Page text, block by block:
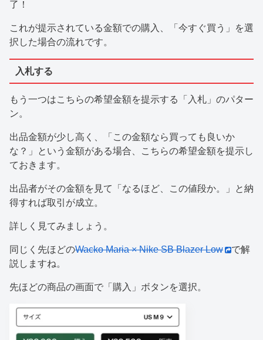
了！
これが提示されている金額での購入、「今すぐ買う」を選
択した場合の流れです。
入札する
もう一つはこちらの希望金額を提示する「入札」のパター
ン。
出品金額が少し高く、「この金額なら買っても良いか
な？」という金額がある場合、こちらの希望金額を提示し
ておきます。
出品者がその金額を見て「なるほど、この値段か。」と納
得すれば取引が成立。
詳しく見てみましょう。
同じく先ほどのWacko Maria × Nike SB Blazer Low
で解
説しますね。
先ほどの商品の画面で「購入」ボタンを選択。